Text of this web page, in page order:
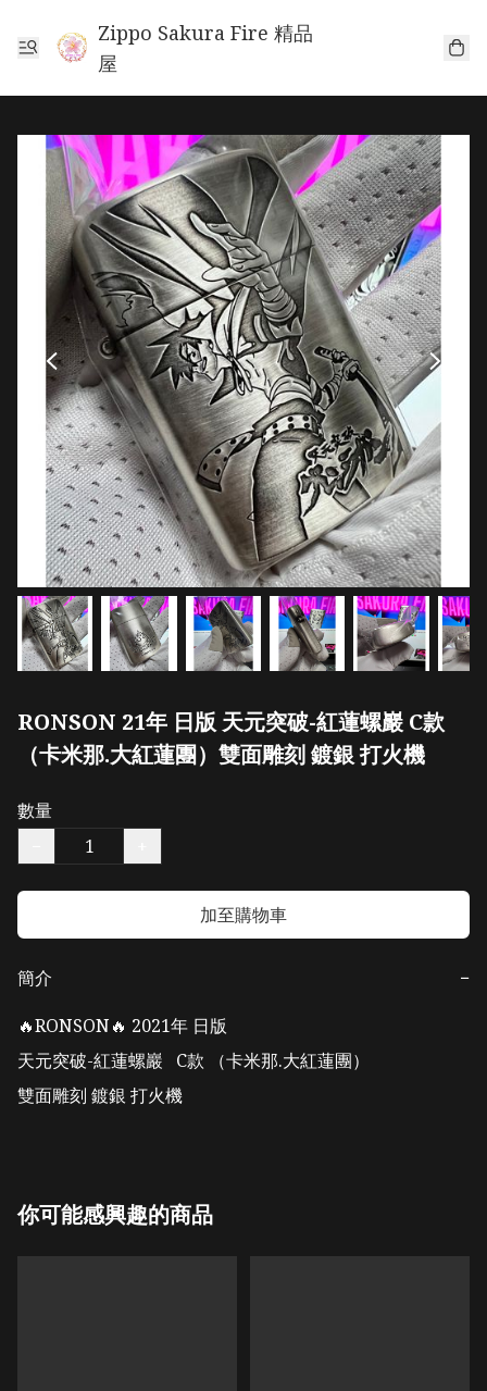
Zippo Sakura Fire 精品
屋
RONSON 21年 日版 天元突破-紅蓮螺巖 C款
（卡米那.大紅蓮團）雙面雕刻 鍍銀 打火機
數量
加至購物車
簡介
−
🔥RONSON🔥 2021年 日版
天元突破-紅蓮螺巖   C款 （卡米那.大紅蓮團）
雙面雕刻 鍍銀 打火機
你可能感興趣的商品